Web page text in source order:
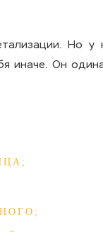
Но у
иначе. Он